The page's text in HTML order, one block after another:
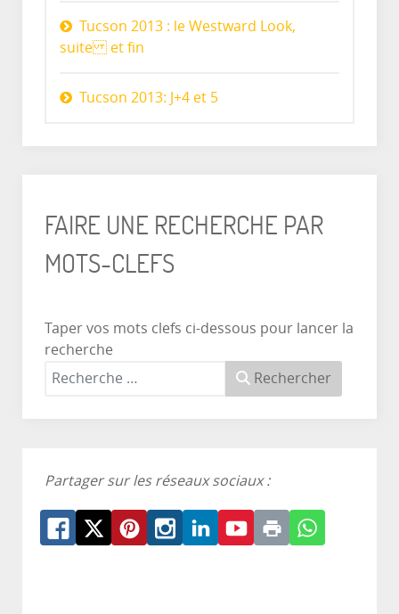
Tucson 2013 : le Westward Look,
suite et fin
Tucson 2013: J+4 et 5
FAIRE UNE RECHERCHE PAR
MOTS-CLEFS
Taper vos mots clefs ci-dessous pour lancer la
recherche
Rechercher
Partager sur les réseaux sociaux :